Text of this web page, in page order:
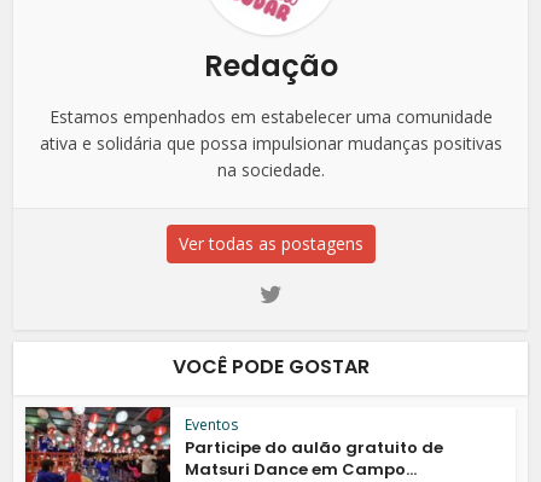
Redação
Estamos empenhados em estabelecer uma comunidade
ativa e solidária que possa impulsionar mudanças positivas
na sociedade.
Ver todas as postagens
VOCÊ PODE GOSTAR
Eventos
Participe do aulão gratuito de
Matsuri Dance em Campo...